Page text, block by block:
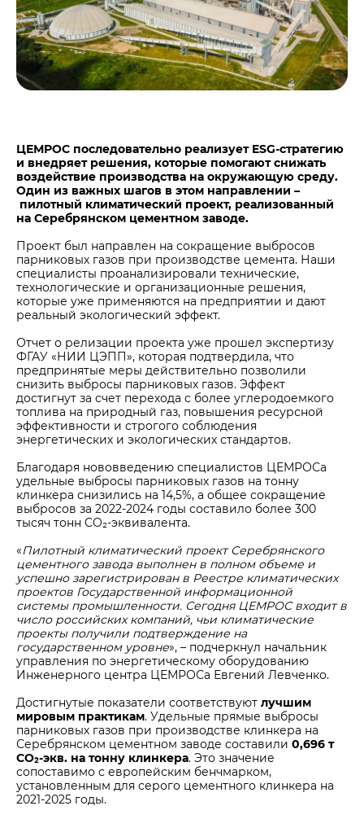
ЦЕМРОС последовательно реализует ESG-стратегию
и внедряет решения, которые помогают снижать
воздействие производства на окружающую среду.
Один из важных шагов в этом направлении –
пилотный климатический проект, реализованный
на Серебрянском цементном заводе.
Проект был направлен на сокращение выбросов
парниковых газов при производстве цемента. Наши
специалисты проанализировали технические,
технологические и организационные решения,
которые уже применяются на предприятии и дают
реальный экологический эффект.
Отчет о релизации проекта уже прошел экспертизу
ФГАУ «НИИ ЦЭПП», которая подтвердила, что
предпринятые меры действительно позволили
снизить выбросы парниковых газов. Эффект
достигнут за счет перехода с более углеродоемкого
топлива на природный газ, повышения ресурсной
эффективности и строгого соблюдения
энергетических и экологических стандартов.
Благодаря нововведению специалистов ЦЕМРОСа
удельные выбросы парниковых газов на тонну
клинкера снизились на 14,5%, а общее сокращение
выбросов за 2022-2024 годы составило более 300
тысяч тонн CO₂-эквивалента.
«Пилотный климатический проект Серебрянского
цементного завода выполнен в полном объеме и
успешно зарегистрирован в Реестре климатических
проектов Государственной информационной
системы промышленности. Сегодня ЦЕМРОС входит в
число российских компаний, чьи климатические
проекты получили подтверждение на
государственном уровне», – подчеркнул начальник
управления по энергетическому оборудованию
Инженерного центра ЦЕМРОСа Евгений Левченко.
Достигнутые показатели соответствуют лучшим
мировым практикам. Удельные прямые выбросы
парниковых газов при производстве клинкера на
Серебрянском цементном заводе составили 0,696 т
CO₂-экв. на тонну клинкера. Это значение
сопоставимо с европейским бенчмарком,
установленным для серого цементного клинкера на
2021-2025 годы.
Центры дистрибуции
Реализация ТМЦ и непрофильных активов
Политика в области закупок
В помощь поставщику
Не только цемент
Люди ЦЕМРОСа
Технологии и тренды
Издание для клиентов
Медиабанк
Пресса о нас
Контакты
Контакты
Контакты для СМИ
Служба доверия